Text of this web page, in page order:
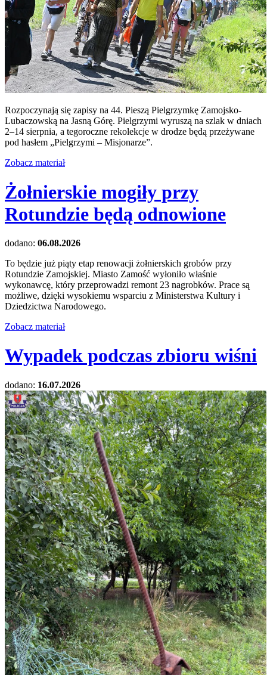
Rozpoczynają się zapisy na 44. Pieszą Pielgrzymkę Zamojsko-
Lubaczowską na Jasną Górę. Pielgrzymi wyruszą na szlak w dniach
2–14 sierpnia, a tegoroczne rekolekcje w drodze będą przeżywane
pod hasłem „Pielgrzymi – Misjonarze”.
Zobacz materiał
Żołnierskie mogiły przy
Rotundzie będą odnowione
dodano: 06.08.2026
To będzie już piąty etap renowacji żołnierskich grobów przy
Rotundzie Zamojskiej. Miasto Zamość wyłoniło właśnie
wykonawcę, który przeprowadzi remont 23 nagrobków. Prace są
możliwe, dzięki wysokiemu wsparciu z Ministerstwa Kultury i
Dziedzictwa Narodowego.
Zobacz materiał
Wypadek podczas zbioru wiśni
dodano: 16.07.2026